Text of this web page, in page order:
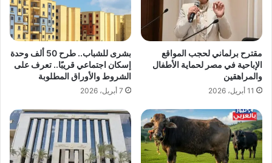
مقترح برلماني لحجب المواقع
الإباحية في مصر لحماية الأطفال
والمراهقين
11 أبريل، 2026
بشرى للشباب.. طرح 50 ألف وحدة
إسكان اجتماعي قريبًا.. تعرف على
الشروط والأوراق المطلوبة
7 أبريل، 2026